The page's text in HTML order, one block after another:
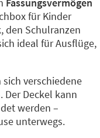
für Kinder
den Schulranzen
ideal für Ausflüge,
sich verschiedene
Deckel kann
werden –
unterwegs.